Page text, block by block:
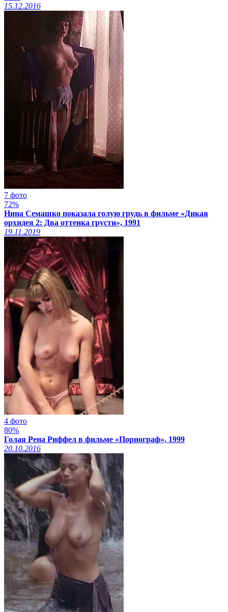
15.12.2016
7 фото
72%
Нина Семашко показала голую грудь в фильме «Дикая
орхидея 2: Два оттенка грусти», 1991
19.11.2019
4 фото
80%
Голая Рена Риффел в фильме «Порнограф», 1999
20.10.2016